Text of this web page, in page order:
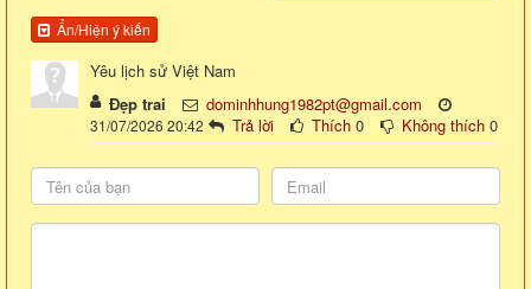
Ẩn/Hiện ý kiến
Yêu lịch sử Việt Nam
Đẹp trai
dominhhung1982pt@gmail.com
31/07/2026 20:42 Trả lời Thích 0 Không thích 0